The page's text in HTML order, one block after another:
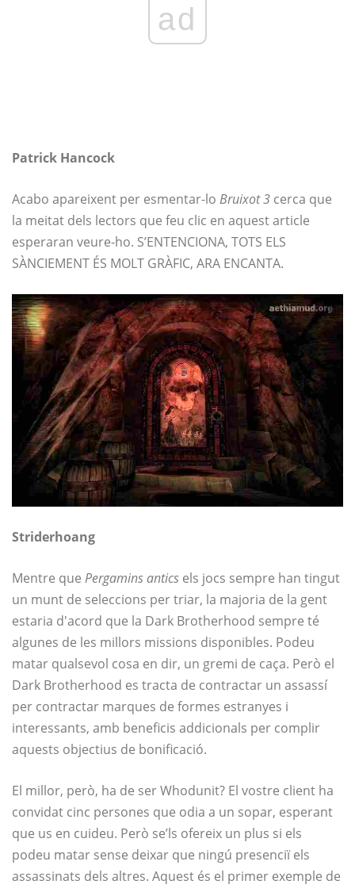
ad
Patrick Hancock
Acabo apareixent per esmentar-lo Bruixot 3 cerca que
la meitat dels lectors que feu clic en aquest article
esperaran veure-ho. S’ENTENCIONA, TOTS ELS
SÀNCIEMENT ÉS MOLT GRÀFIC, ARA ENCANTA.
Striderhoang
Mentre que Pergamins antics els jocs sempre han tingut
un munt de seleccions per triar, la majoria de la gent
estaria d'acord que la Dark Brotherhood sempre té
algunes de les millors missions disponibles. Podeu
matar qualsevol cosa en dir, un gremi de caça. Però el
Dark Brotherhood es tracta de contractar un assassí
per contractar marques de formes estranyes i
interessants, amb beneficis addicionals per complir
aquests objectius de bonificació.
El millor, però, ha de ser Whodunit? El vostre client ha
convidat cinc persones que odia a un sopar, esperant
que us en cuideu. Però se’ls ofereix un plus si els
podeu matar sense deixar que ningú presenciï els
assassinats dels altres. Aquest és el primer exemple de